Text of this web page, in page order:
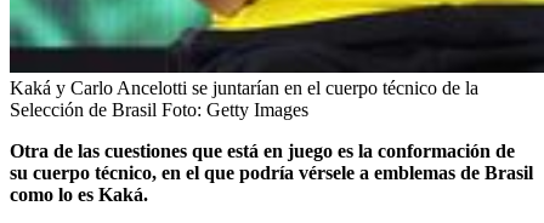
Kaká y Carlo Ancelotti se juntarían en el cuerpo técnico de la
Selección de Brasil Foto: Getty Images
Otra de las cuestiones que está en juego es la conformación de
su cuerpo técnico, en el que podría vérsele a emblemas de Brasil
como lo es Kaká.